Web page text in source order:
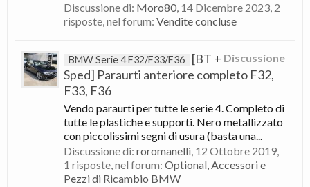
Discussione di: Moro80, 14 Dicembre 2023, 2
risposte, nel forum: Vendite concluse
Discussione
BMW Serie 4 F32/F33/F36
[BT +
Sped] Paraurti anteriore completo F32,
F33, F36
Vendo paraurti per tutte le serie 4. Completo di
tutte le plastiche e supporti. Nero metallizzato
con piccolissimi segni di usura (basta una...
Discussione di: roromanelli, 12 Ottobre 2019,
1 risposte, nel forum: Optional, Accessori e
Pezzi di Ricambio BMW